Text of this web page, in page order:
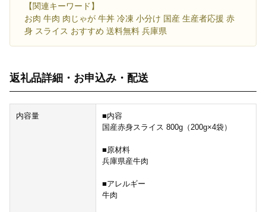
【関連キーワード】
お肉 牛肉 肉じゃが 牛丼 冷凍 小分け 国産 生産者応援 赤
身 スライス おすすめ 送料無料 兵庫県
返礼品詳細・お申込み・配送
内容量
■内容
国産赤身スライス 800g（200g×4袋）
■原材料
兵庫県産牛肉
■アレルギー
牛肉